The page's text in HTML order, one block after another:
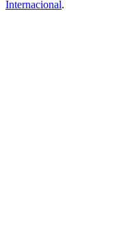
Internacional.